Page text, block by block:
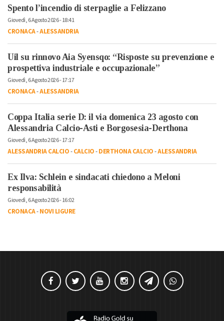
Spento l’incendio di sterpaglie a Felizzano
Giovedì, 6 Agosto 2026 - 18:41
CRONACA-ALESSANDRIA
Uil su rinnovo Aia Syensqo: “Risposte su prevenzione e
prospettiva industriale e occupazionale”
Giovedì, 6 Agosto 2026 - 17:17
CRONACA-ALESSANDRIA
Coppa Italia serie D: il via domenica 23 agosto con
Alessandria Calcio-Asti e Borgosesia-Derthona
Giovedì, 6 Agosto 2026 - 17:17
ALESSANDRIA CALCIO-CALCIO-DERTHONA CALCIO-ALESSANDRIA
Ex Ilva: Schlein e sindacati chiedono a Meloni
responsabilità
Giovedì, 6 Agosto 2026 - 16:02
CRONACA-NOVI LIGURE